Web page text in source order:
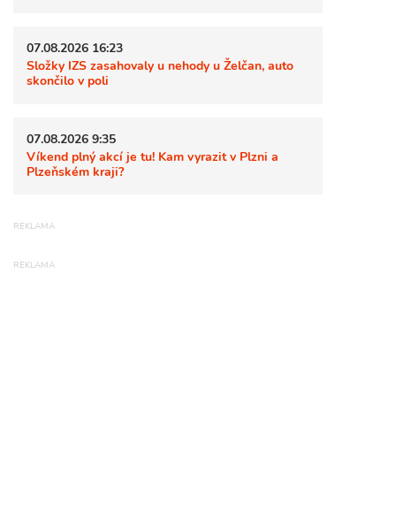
07.08.2026 16:23
Složky IZS zasahovaly u nehody u Želčan, auto
skončilo v poli
07.08.2026 9:35
Víkend plný akcí je tu! Kam vyrazit v Plzni a
Plzeňském kraji?